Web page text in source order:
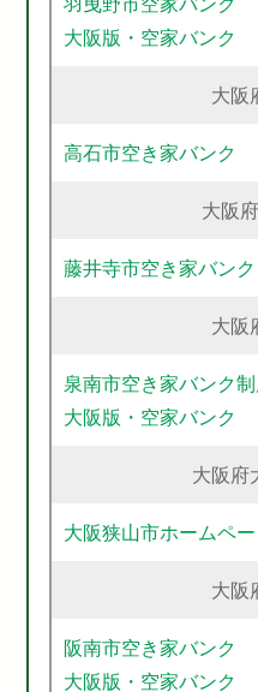
大阪版・空家バンク
大阪
高石市空き家バンク
大阪
藤井寺市空き家バンク
大阪
泉南市空き家バンク
大阪版・空家バンク
大阪府
大阪狭山市ホームペ
大阪
阪南市空き家バンク
大阪版・空家バンク